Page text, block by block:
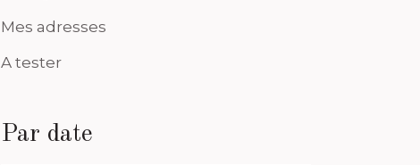
Mes adresses
A tester
Par date